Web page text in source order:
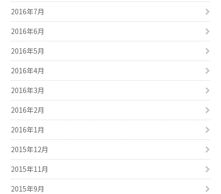
2016年7月
2016年6月
2016年5月
2016年4月
2016年3月
2016年2月
2016年1月
2015年12月
2015年11月
2015年9月